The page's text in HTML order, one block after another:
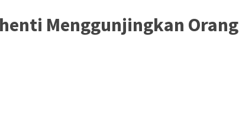
Menggunjingkan Orang